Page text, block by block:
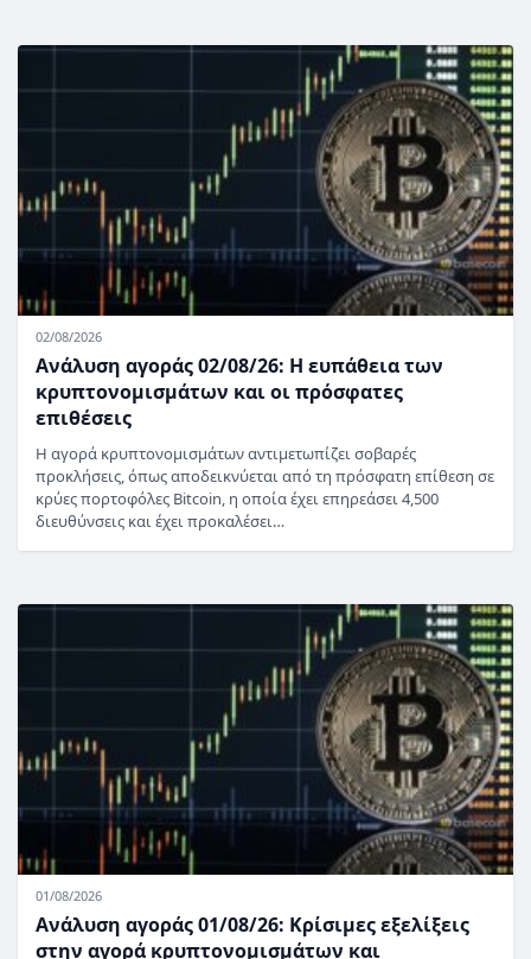
02/08/2026
Ανάλυση αγοράς 02/08/26: Η ευπάθεια των
κρυπτονομισμάτων και οι πρόσφατες
επιθέσεις
Η αγορά κρυπτονομισμάτων αντιμετωπίζει σοβαρές
προκλήσεις, όπως αποδεικνύεται από τη πρόσφατη επίθεση σε
κρύες πορτοφόλες Bitcoin, η οποία έχει επηρεάσει 4,500
διευθύνσεις και έχει προκαλέσει…
01/08/2026
Ανάλυση αγοράς 01/08/26: Κρίσιμες εξελίξεις
στην αγορά κρυπτονομισμάτων και